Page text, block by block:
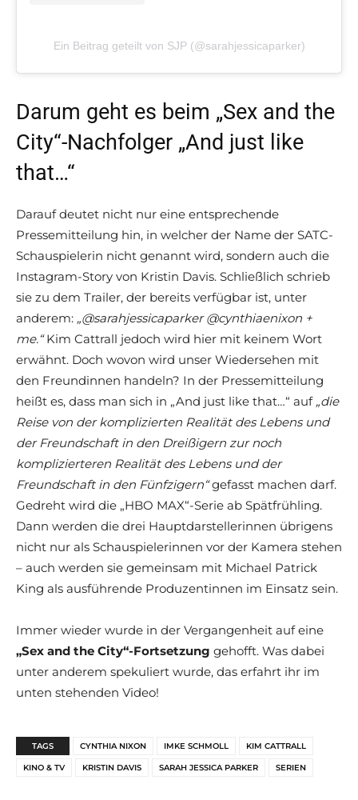
Ein Beitrag geteilt von SJP (@sarahjessicaparker)
Darum geht es beim „Sex and the
City“-Nachfolger „And just like
that…“
Darauf deutet nicht nur eine entsprechende
Pressemitteilung hin, in welcher der Name der SATC-
Schauspielerin nicht genannt wird, sondern auch die
Instagram-Story von Kristin Davis. Schließlich schrieb
sie zu dem Trailer, der bereits verfügbar ist, unter
anderem: „@sarahjessicaparker @cynthiaenixon +
me.“Kim Cattrall jedoch wird hier mit keinem Wort
erwähnt. Doch wovon wird unser Wiedersehen mit
den Freundinnen handeln? In der Pressemitteilung
heißt es, dass man sich in „And just like that…“ auf „die
Reise von der komplizierten Realität des Lebens und
der Freundschaft in den Dreißigern zur noch
komplizierteren Realität des Lebens und der
Freundschaft in den Fünfzigern“gefasst machen darf.
Gedreht wird die „HBO MAX“-Serie ab Spätfrühling.
Dann werden die drei Hauptdarstellerinnen übrigens
nicht nur als Schauspielerinnen vor der Kamera stehen
– auch werden sie gemeinsam mit Michael Patrick
King als ausführende Produzentinnen im Einsatz sein.
Immer wieder wurde in der Vergangenheit auf eine
„Sex and the City“-Fortsetzung gehofft. Was dabei
unter anderem spekuliert wurde, das erfahrt ihr im
unten stehenden Video!
TAGS CYNTHIA NIXON IMKE SCHMOLL KIM CATTRALL
KINO & TV KRISTIN DAVIS SARAH JESSICA PARKER SERIEN